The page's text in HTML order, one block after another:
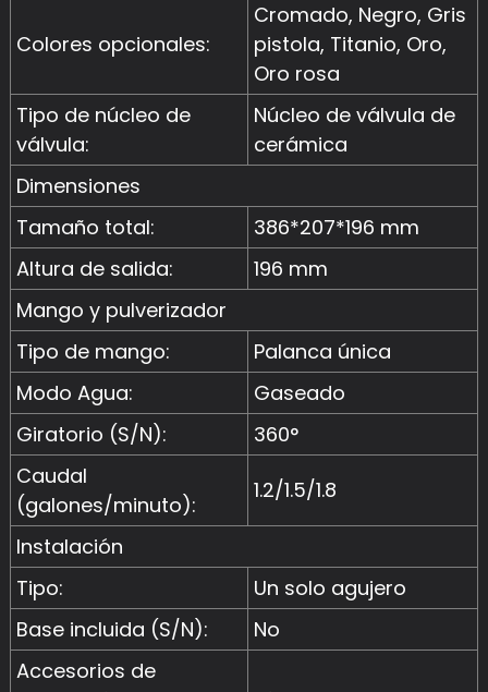
Colores opcionales:
Cromado, Negro, Gris
pistola, Titanio, Oro,
Oro rosa
Tipo de núcleo de
válvula:
Núcleo de válvula de
cerámica
Dimensiones
Tamaño total:
386*207*196 mm
Altura de salida:
196 mm
Mango y pulverizador
Tipo de mango:
Palanca única
Modo Agua:
Gaseado
Giratorio (S/N):
360°
Caudal
(galones/minuto):
1.2/1.5/1.8
Instalación
Tipo:
Un solo agujero
Base incluida (S/N):
No
Accesorios de